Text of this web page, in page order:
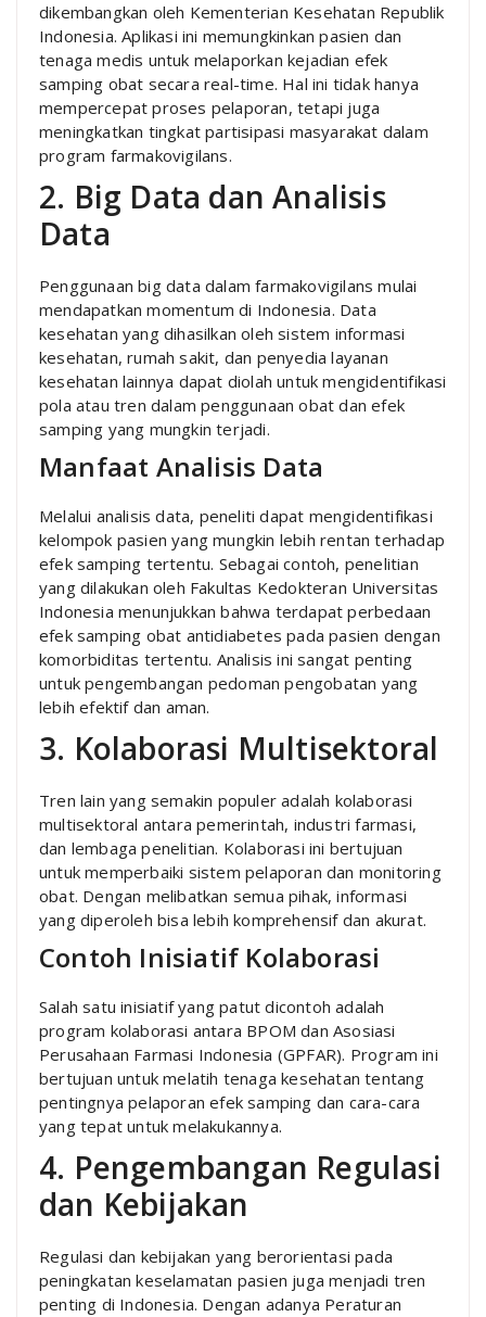
dikembangkan oleh Kementerian Kesehatan Republik
Indonesia. Aplikasi ini memungkinkan pasien dan
tenaga medis untuk melaporkan kejadian efek
samping obat secara real-time. Hal ini tidak hanya
mempercepat proses pelaporan, tetapi juga
meningkatkan tingkat partisipasi masyarakat dalam
program farmakovigilans.
2. Big Data dan Analisis
Data
Penggunaan big data dalam farmakovigilans mulai
mendapatkan momentum di Indonesia. Data
kesehatan yang dihasilkan oleh sistem informasi
kesehatan, rumah sakit, dan penyedia layanan
kesehatan lainnya dapat diolah untuk mengidentifikasi
pola atau tren dalam penggunaan obat dan efek
samping yang mungkin terjadi.
Manfaat Analisis Data
Melalui analisis data, peneliti dapat mengidentifikasi
kelompok pasien yang mungkin lebih rentan terhadap
efek samping tertentu. Sebagai contoh, penelitian
yang dilakukan oleh Fakultas Kedokteran Universitas
Indonesia menunjukkan bahwa terdapat perbedaan
efek samping obat antidiabetes pada pasien dengan
komorbiditas tertentu. Analisis ini sangat penting
untuk pengembangan pedoman pengobatan yang
lebih efektif dan aman.
3. Kolaborasi Multisektoral
Tren lain yang semakin populer adalah kolaborasi
multisektoral antara pemerintah, industri farmasi,
dan lembaga penelitian. Kolaborasi ini bertujuan
untuk memperbaiki sistem pelaporan dan monitoring
obat. Dengan melibatkan semua pihak, informasi
yang diperoleh bisa lebih komprehensif dan akurat.
Contoh Inisiatif Kolaborasi
Salah satu inisiatif yang patut dicontoh adalah
program kolaborasi antara BPOM dan Asosiasi
Perusahaan Farmasi Indonesia (GPFAR). Program ini
bertujuan untuk melatih tenaga kesehatan tentang
pentingnya pelaporan efek samping dan cara-cara
yang tepat untuk melakukannya.
4. Pengembangan Regulasi
dan Kebijakan
Regulasi dan kebijakan yang berorientasi pada
peningkatan keselamatan pasien juga menjadi tren
penting di Indonesia. Dengan adanya Peraturan